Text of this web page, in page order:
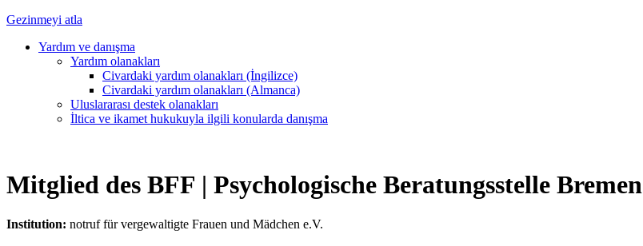
Gezinmeyi atla
Yardım ve danışma
Yardım olanakları
Civardaki yardım olanakları (İngilizce)
Civardaki yardım olanakları (Almanca)
Uluslararası destek olanakları
İltica ve ikamet hukukuyla ilgili konularda danışma
Mitglied des BFF | Psychologische Beratungsstelle Bremen
Institution: notruf für vergewaltigte Frauen und Mädchen e.V.